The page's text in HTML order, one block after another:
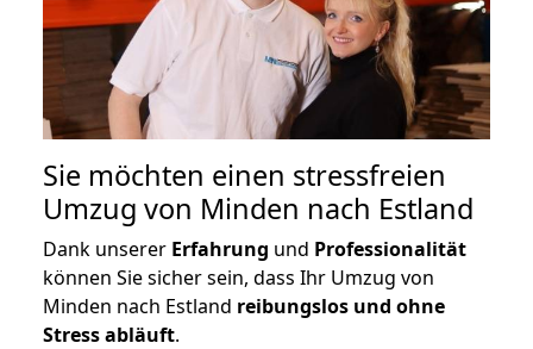
Sie möchten einen stressfreien
Umzug von Minden nach Estland
Dank unserer Erfahrung und Professionalität
können Sie sicher sein, dass Ihr Umzug von
Minden nach Estland reibungslos und ohne
Stress abläuft.